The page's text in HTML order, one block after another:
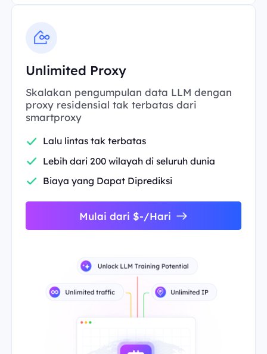
Unlimited Proxy
Skalakan pengumpulan data LLM dengan
proxy residensial tak terbatas dari
smartproxy
Lalu lintas tak terbatas
Lebih dari 200 wilayah di seluruh dunia
Biaya yang Dapat Diprediksi
Mulai dari $-/Hari